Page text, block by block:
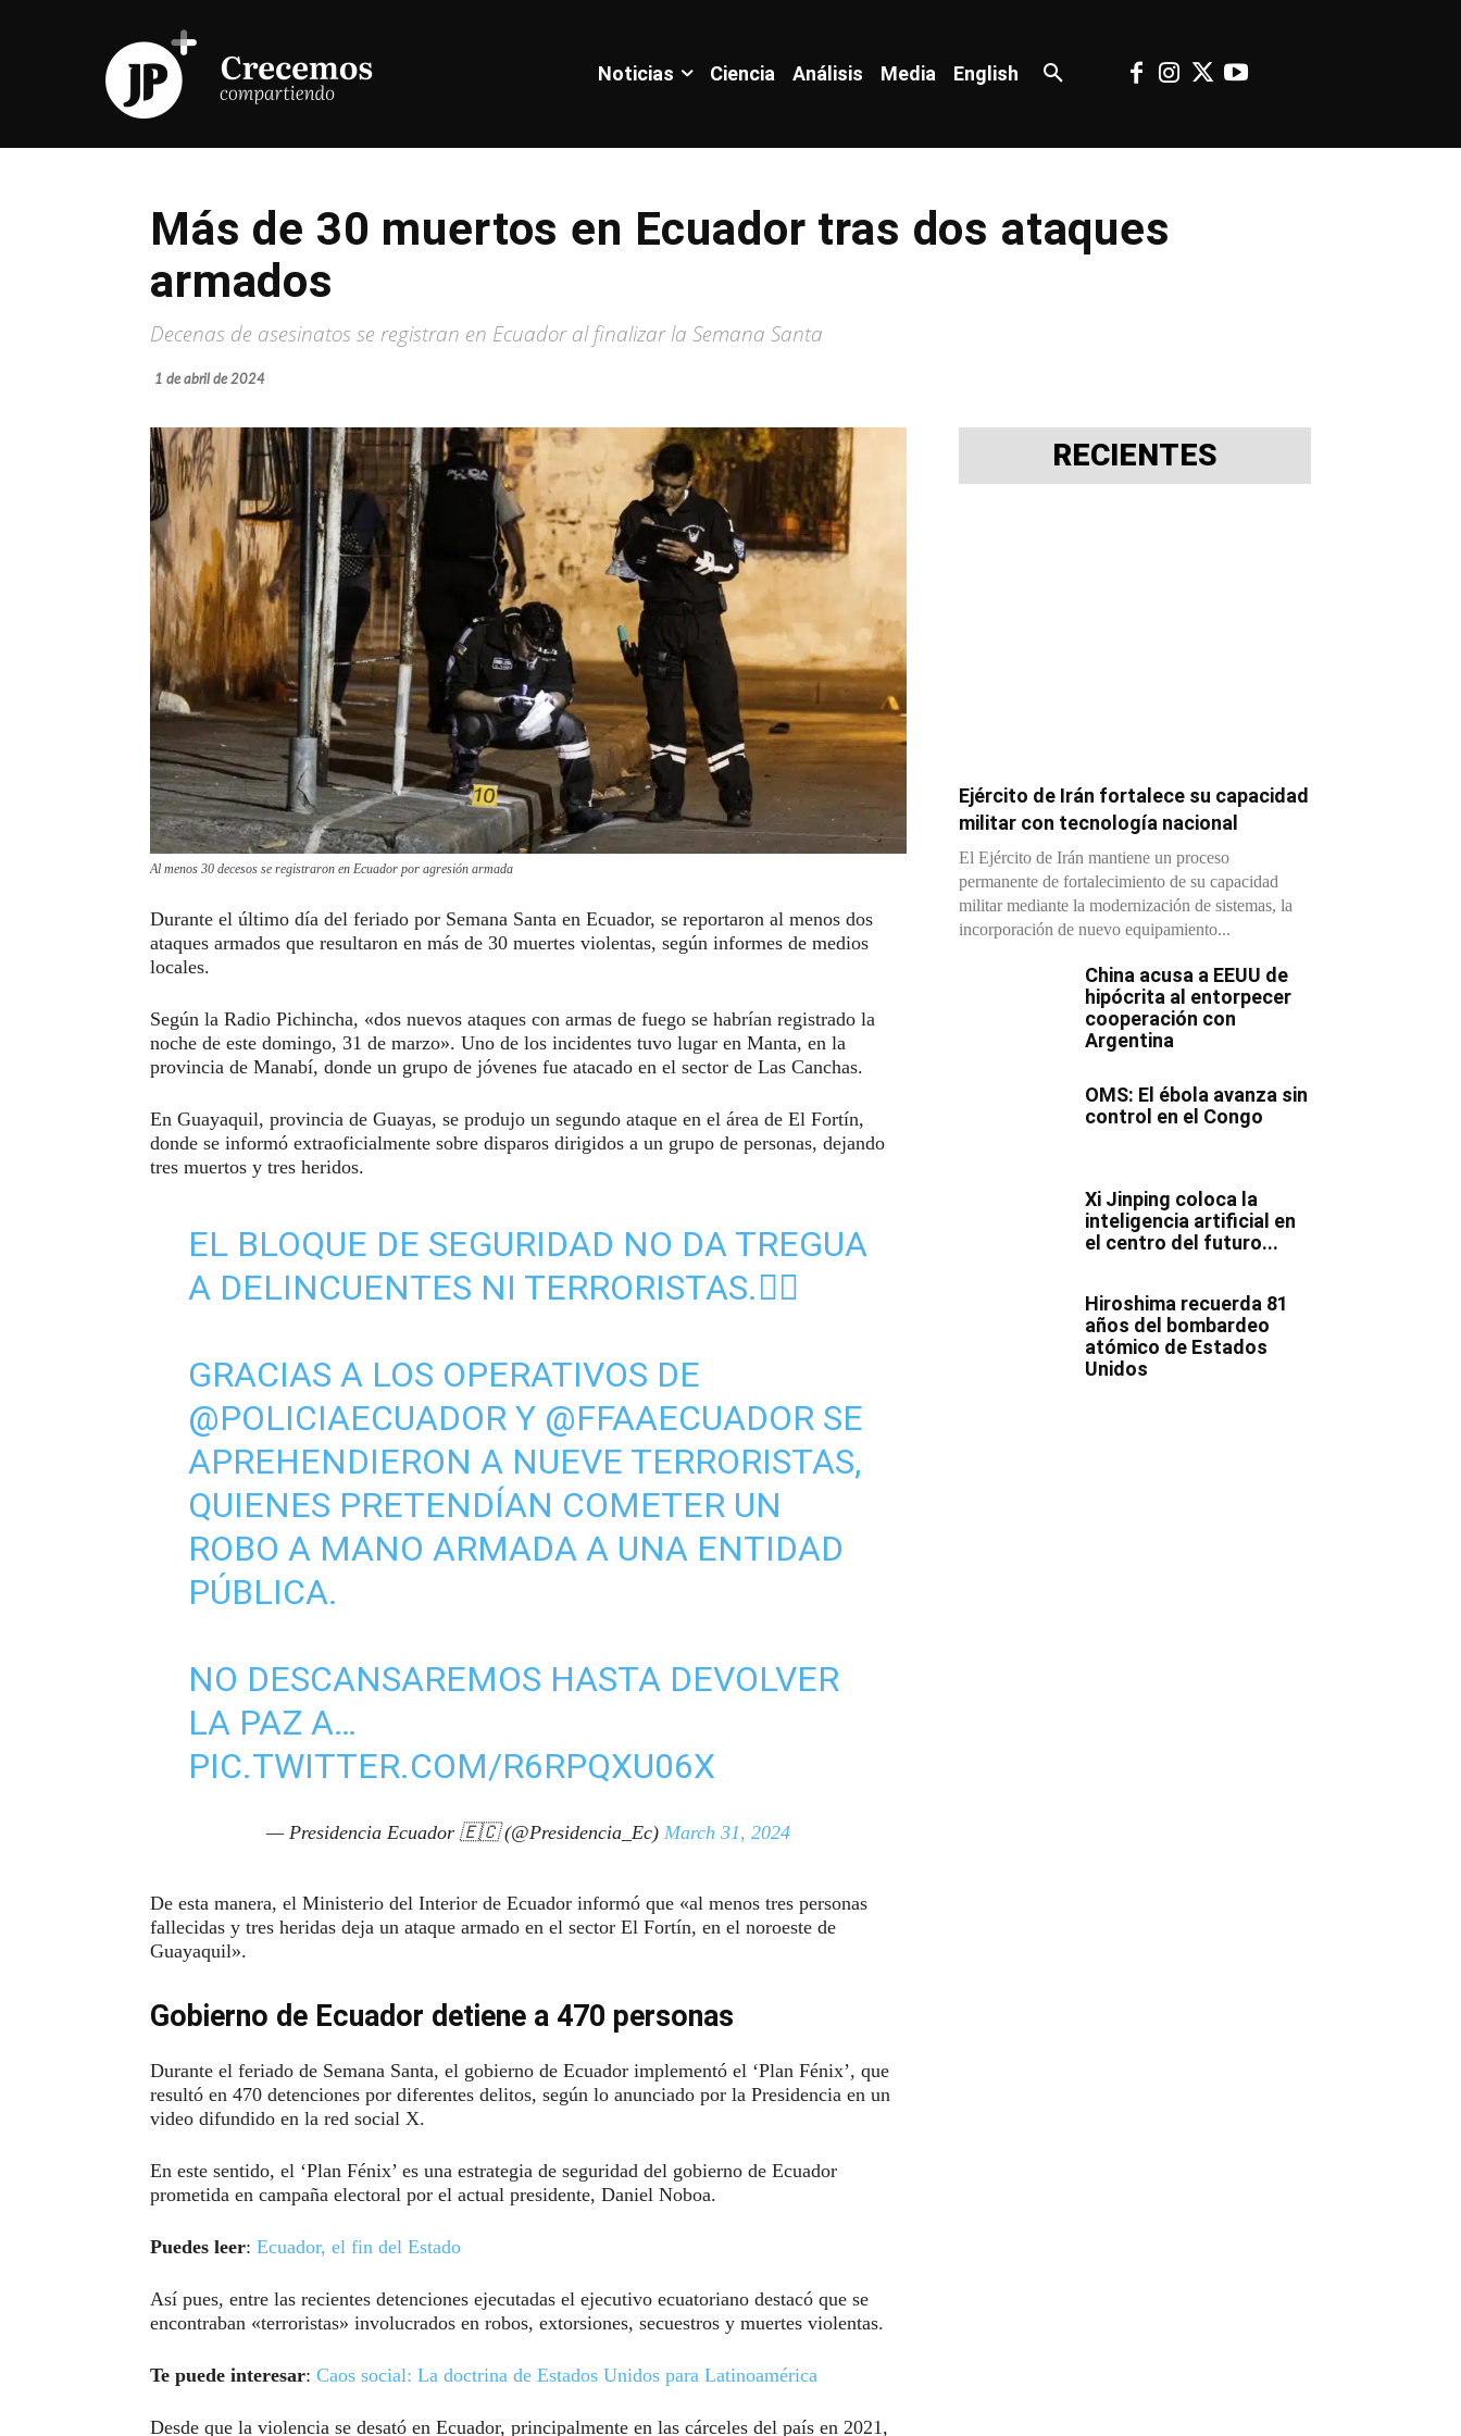
Noticias Ciencia Análisis Media English
Más de 30 muertos en Ecuador tras dos ataques
armados
Decenas de asesinatos se registran en Ecuador al finalizar la Semana Santa
1 de abril de 2024
Al menos 30 decesos se registraron en Ecuador por agresión armada
Durante el último día del feriado por Semana Santa en Ecuador, se reportaron al menos dos
ataques armados que resultaron en más de 30 muertes violentas, según informes de medios
locales.
Según la Radio Pichincha, «dos nuevos ataques con armas de fuego se habrían registrado la
noche de este domingo, 31 de marzo». Uno de los incidentes tuvo lugar en Manta, en la
provincia de Manabí, donde un grupo de jóvenes fue atacado en el sector de Las Canchas.
En Guayaquil, provincia de Guayas, se produjo un segundo ataque en el área de El Fortín,
donde se informó extraoficialmente sobre disparos dirigidos a un grupo de personas, dejando
tres muertos y tres heridos.
EL BLOQUE DE SEGURIDAD NO DA TREGUA
A DELINCUENTES NI TERRORISTAS.✊🏻
GRACIAS A LOS OPERATIVOS DE
@POLICIAECUADOR Y @FFAAECUADOR SE
APREHENDIERON A NUEVE TERRORISTAS,
QUIENES PRETENDÍAN COMETER UN
ROBO A MANO ARMADA A UNA ENTIDAD
PÚBLICA.
NO DESCANSAREMOS HASTA DEVOLVER
LA PAZ A…
PIC.TWITTER.COM/R6RPQXU06X
— Presidencia Ecuador 🇪🇨 (@Presidencia_Ec) March 31, 2024
De esta manera, el Ministerio del Interior de Ecuador informó que «al menos tres personas
fallecidas y tres heridas deja un ataque armado en el sector El Fortín, en el noroeste de
Guayaquil».
Gobierno de Ecuador detiene a 470 personas
Durante el feriado de Semana Santa, el gobierno de Ecuador implementó el ‘Plan Fénix’, que
resultó en 470 detenciones por diferentes delitos, según lo anunciado por la Presidencia en un
video difundido en la red social X.
En este sentido, el ‘Plan Fénix’ es una estrategia de seguridad del gobierno de Ecuador
prometida en campaña electoral por el actual presidente, Daniel Noboa.
Puedes leer: Ecuador, el fin del Estado
Así pues, entre las recientes detenciones ejecutadas el ejecutivo ecuatoriano destacó que se
encontraban «terroristas» involucrados en robos, extorsiones, secuestros y muertes violentas.
Te puede interesar: Caos social: La doctrina de Estados Unidos para Latinoamérica
Desde que la violencia se desató en Ecuador, principalmente en las cárceles del país en 2021,
RECIENTES
Ejército de Irán fortalece su capacidad
militar con tecnología nacional
El Ejército de Irán mantiene un proceso
permanente de fortalecimiento de su capacidad
militar mediante la modernización de sistemas, la
incorporación de nuevo equipamiento...
China acusa a EEUU de
hipócrita al entorpecer
cooperación con
Argentina
OMS: El ébola avanza sin
control en el Congo
Xi Jinping coloca la
inteligencia artificial en
el centro del futuro...
Hiroshima recuerda 81
años del bombardeo
atómico de Estados
Unidos